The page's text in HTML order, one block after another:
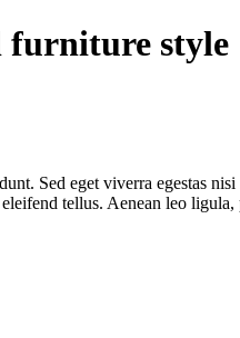
furniture style
Sed eget viverra egestas
tellus. Aenean leo